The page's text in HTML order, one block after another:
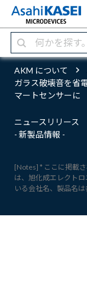
AKM について
ガラス破壊音を省
マートセンサーに
ニュースリリース
- 新製品情報 -
[Notes] * ここに掲載
は、旭化成エレクト
いる会社名、製品名は